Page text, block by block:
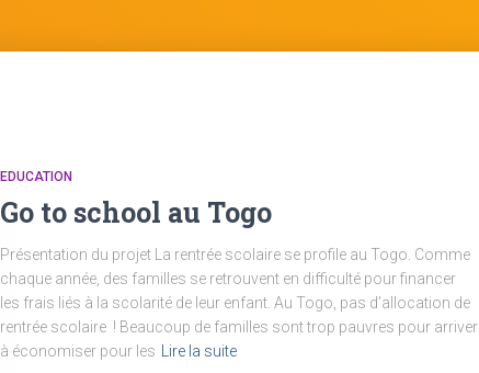
EDUCATION
Go to school au Togo
Présentation du projet La rentrée scolaire se profile au Togo. Comme
chaque année, des familles se retrouvent en difficulté pour financer
les frais liés à la scolarité de leur enfant. Au Togo, pas d’allocation de
rentrée scolaire ! Beaucoup de familles sont trop pauvres pour arriver
à économiser pour les
Lire la suite